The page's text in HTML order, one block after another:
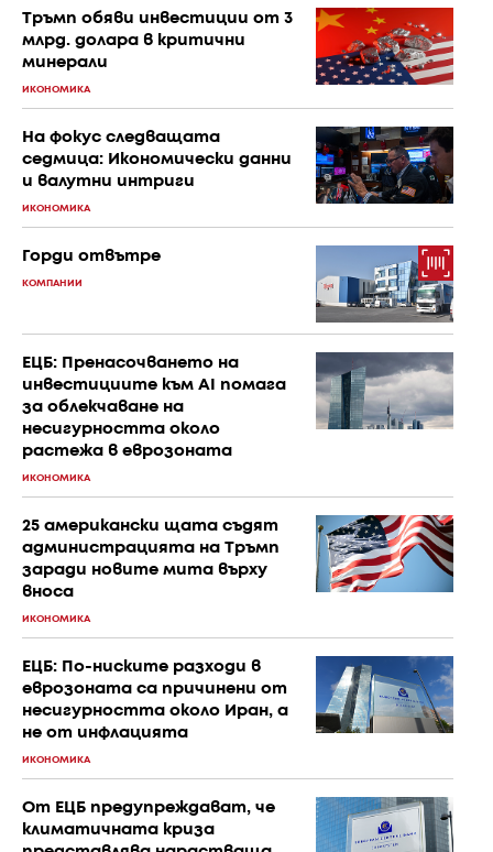
Тръмп обяви инвестиции от 3
млрд. долара в критични
минерали
ИКОНОМИКА
На фокус следващата
седмица: Икономически данни
и валутни интриги
ИКОНОМИКА
Горди отвътре
КОМПАНИИ
ЕЦБ: Пренасочването на
инвестициите към AI помага
за облекчаване на
несигурността около
растежа в еврозоната
ИКОНОМИКА
25 американски щата съдят
администрацията на Тръмп
заради новите мита върху
вноса
ИКОНОМИКА
ЕЦБ: По-ниските разходи в
еврозоната са причинени от
несигурността около Иран, а
не от инфлацията
ИКОНОМИКА
От ЕЦБ предупреждават, че
климатичната криза